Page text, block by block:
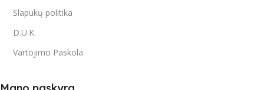
Slapukų politika
D.U.K.
Vartojimo Paskola